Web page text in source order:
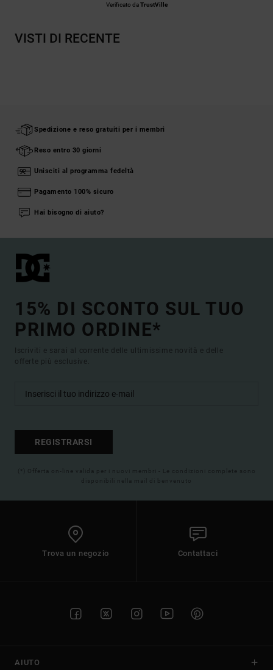
Verificato daTrustVille
VISTI DI RECENTE
Spedizione e reso gratuiti per i membri
Reso entro 30 giorni
Unisciti al programma fedeltà
Pagamento 100% sicuro
Hai bisogno di aiuto?
15% DI SCONTO SUL TUO
PRIMO ORDINE*
Iscriviti e sarai al corrente delle ultimissime novità e delle
offerte più esclusive.
REGISTRARSI
(*) Offerta on-line valida per i nuovi membri - Le condizioni complete sono
disponibili nella mail di benvenuto
Trova un negozio Contattaci
AIUTO